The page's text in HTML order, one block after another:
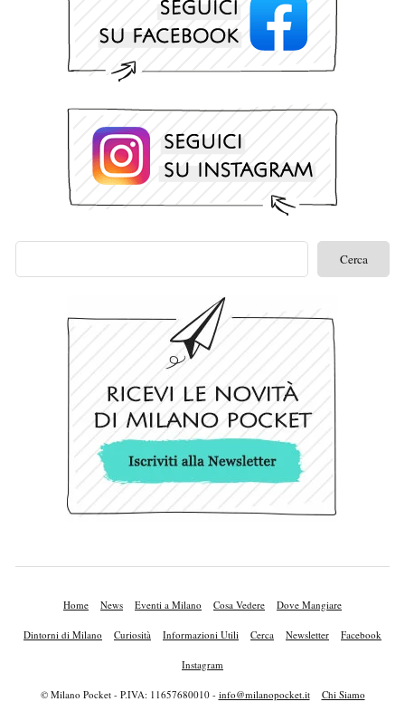
Home News Eventi a Milano Cosa Vedere Dove Mangiare
Dintorni di Milano Curiosità Informazioni Utili Cerca Newsletter Facebook
Instagram
© Milano Pocket - P.IVA: 11657680010 - info@milanopocket.it Chi Siamo